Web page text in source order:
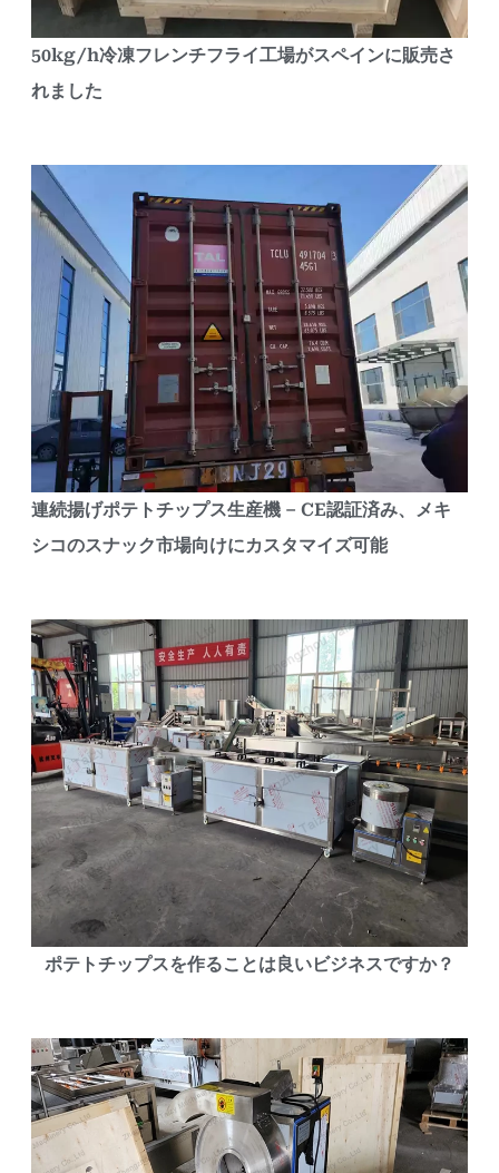
50kg/h冷凍フレンチフライ工場がスペインに販売さ
れました
連続揚げポテトチップス生産機 – CE認証済み、メキ
シコのスナック市場向けにカスタマイズ可能
ポテトチップスを作ることは良いビジネスですか？